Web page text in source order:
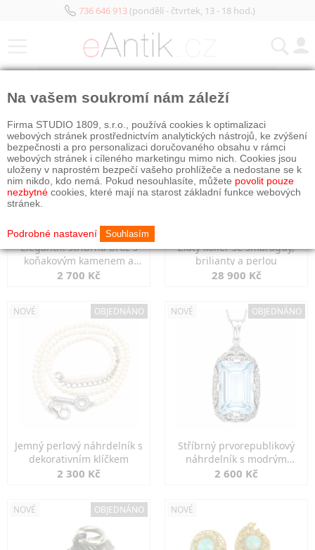
736 646 913(pondělí - čtvrtek, 13 - 18 hod.)
Elegantní stříbrná brož s
koňakovým kamenem a
markazity
2 700 Kč
Zlatý kolier se smaragdy,
brilianty a perlou
28 900 Kč
NOVÉ OBJEDNÁNO
Jemný perlový náhrdelník s
dekorativním klíčkem
2 300 Kč
NOVÉ OBJEDNÁNO
Stříbrný prvorepublikový
náhrdelník s modrým
spinelem
2 600 Kč
NOVÉ OBJEDNÁNO NOVÉ
Na vašem soukromí nám záleží
Firma STUDIO 1809, s.r.o., používá cookies k optimalizaci
webových stránek prostřednictvím analytických nástrojů, ke zvýšení
bezpečnosti a pro personalizaci doručovaného obsahu v rámci
webových stránek i cíleného marketingu mimo nich. Cookies jsou
uloženy v naprostém bezpečí vašeho prohlížeče a nedostane se k
nim nikdo, kdo nemá. Pokud nesouhlasíte, můžete povolit pouze
nezbytné cookies, které mají na starost základní funkce webových
stránek.
Podrobné nastavení Souhlasím